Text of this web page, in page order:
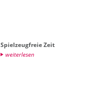
Spiel­zeug­freie Zeit
wei­ter­le­sen